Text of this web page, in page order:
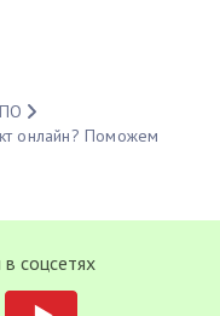
онлайн? Поможем
соцсетях